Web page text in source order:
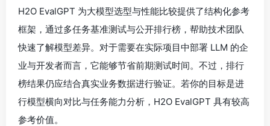
H2O EvalGPT 为大模型选型与性能比较提供了结构化参考
框架，通过多任务基准测试与公开排行榜，帮助技术团队
快速了解模型差异。对于需要在实际项目中部署 LLM 的企
业与开发者而言，它能够节省前期测试时间。不过，排行
榜结果仍应结合真实业务数据进行验证。若你的目标是进
行模型横向对比与任务能力分析，H2O EvalGPT 具有较高
参考价值。